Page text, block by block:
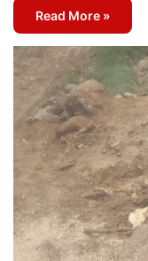
Read More »